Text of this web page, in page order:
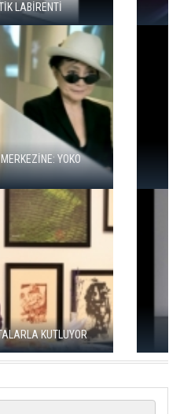
ÖĞRENİYOR"
GÖÇÜN HİKAYESİ: "KÖK HALI"
AÇILDI
"DÜN İLE BUGÜN"